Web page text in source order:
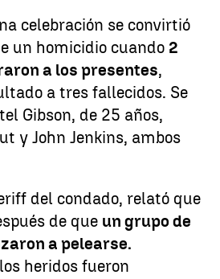
celebración se convirtió
un homicidio cuando 2
a los presentes,
a tres fallecidos. Se
Gibson, de 25 años,
y John Jenkins, ambos
del condado, relató que
de que un grupo de
a pelearse.
heridos fueron